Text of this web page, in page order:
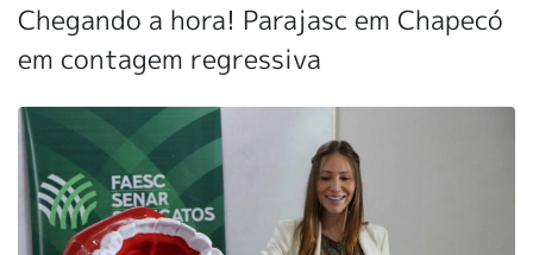
Chegando a hora! Parajasc em Chapecó
em contagem regressiva